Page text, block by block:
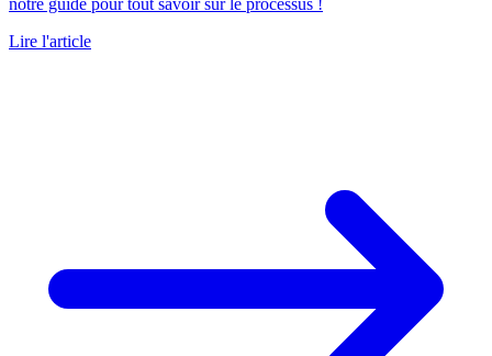
notre guide pour tout savoir sur le processus !
Lire l'article